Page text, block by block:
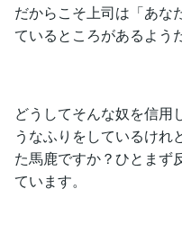
だからこそ上司は「あな
ているところがあるよう
どうしてそんな奴を信用
うなふりをしているけれ
た馬鹿ですか？ひとまず
ています。